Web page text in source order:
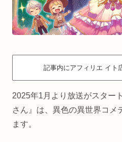
記事内にアフィリエ イト
2025年1月より放送がスター
さん』は、異色の異世界コメ
ます。